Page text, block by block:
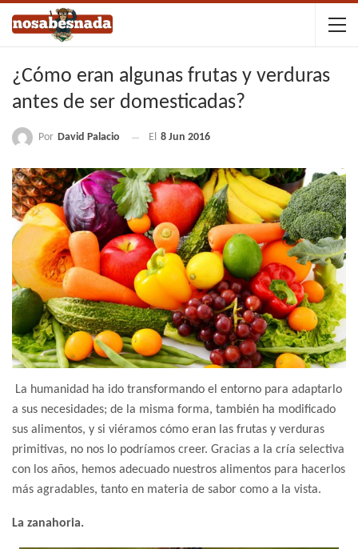
¿Cómo eran algunas frutas y verduras
antes de ser domesticadas?
Por David Palacio El 8 Jun 2016
La humanidad ha ido transformando el entorno para adaptarlo
a sus necesidades; de la misma forma, también ha modificado
sus alimentos, y si viéramos cómo eran las frutas y verduras
primitivas, no nos lo podríamos creer. Gracias a la cría selectiva
con los años, hemos adecuado nuestros alimentos para hacerlos
más agradables, tanto en materia de sabor como a la vista.
La zanahoria.